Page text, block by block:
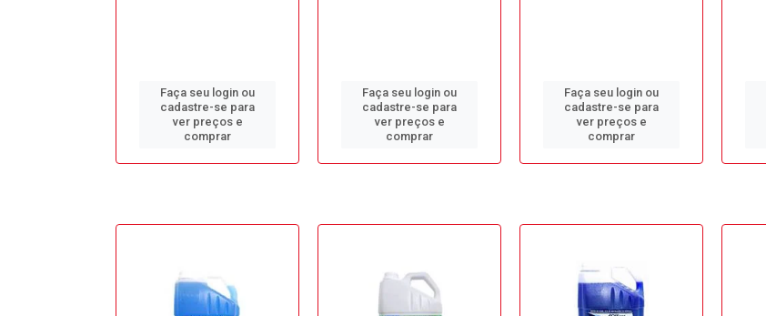
Faça seu login ou
cadastre-se para
ver preços e
comprar
Faça seu login ou
cadastre-se para
ver preços e
comprar
Faça seu login ou
cadastre-se para
ver preços e
comprar